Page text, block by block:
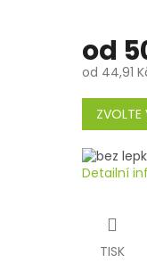
od
od 44,91
Měrná
cena:
ZVOLTE
Detailní
TISK